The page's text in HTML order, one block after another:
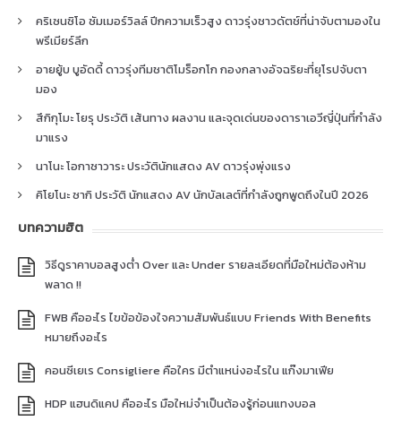
คริเซนซิโอ ซัมเมอร์วิลล์ ปีกความเร็วสูง ดาวรุ่งชาวดัตช์ที่น่าจับตามองใน
พรีเมียร์ลีก
อายยู้บ บูอัดดี้ ดาวรุ่งทีมชาติโมร็อกโก กองกลางอัจฉริยะที่ยุโรปจับตา
มอง
สึกิกุโมะ โยรุ ประวัติ เส้นทาง ผลงาน และจุดเด่นของดาราเอวีญี่ปุ่นที่กำลัง
มาแรง
นาโนะ โอกาซาวาระ ประวัตินักแสดง AV ดาวรุ่งพุ่งแรง
คิโยโนะ ซากิ ประวัติ นักแสดง AV นักบัลเลต์ที่กำลังถูกพูดถึงในปี 2026
บทความฮิต
วิธีดูราคาบอลสูงต่ำ Over และ Under รายละเอียดที่มือใหม่ต้องห้าม
พลาด !!
FWB คืออะไร ไขข้อข้องใจความสัมพันธ์แบบ Friends With Benefits
หมายถึงอะไร
คอนซีเยเร Consigliere คือใคร มีตำแหน่งอะไรใน แก๊งมาเฟีย
HDP แฮนดิแคป คืออะไร มือใหม่จำเป็นต้องรู้ก่อนแทงบอล